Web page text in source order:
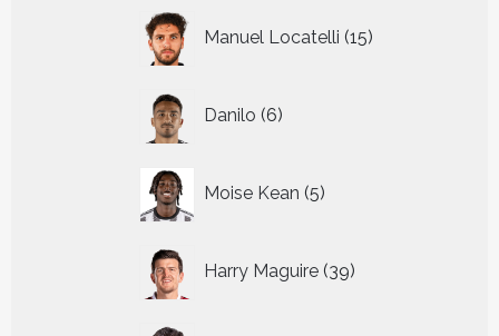
Manuel Locatelli 15
producten
Danilo 6
producten
Moise Kean 5
producten
Harry Maguire 39
producten